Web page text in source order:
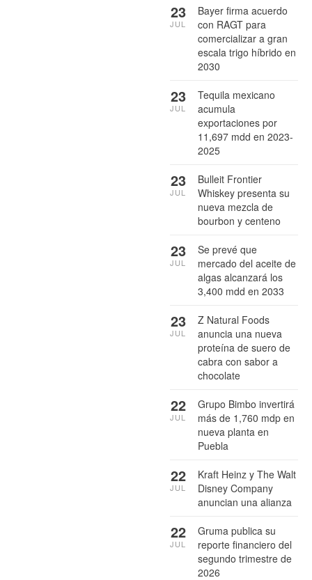
Bayer firma acuerdo
con RAGT para
comercializar a gran
escala trigo híbrido en
2030
23
JUL
Tequila mexicano
acumula
exportaciones por
11,697 mdd en 2023-
2025
23
JUL
Bulleit Frontier
Whiskey presenta su
nueva mezcla de
bourbon y centeno
23
JUL
Se prevé que
mercado del aceite de
algas alcanzará los
3,400 mdd en 2033
23
JUL
Z Natural Foods
anuncia una nueva
proteína de suero de
cabra con sabor a
chocolate
23
JUL
Grupo Bimbo invertirá
más de 1,760 mdp en
nueva planta en
Puebla
22
JUL
Kraft Heinz y The Walt
Disney Company
anuncian una alianza
22
JUL
Gruma publica su
reporte financiero del
segundo trimestre de
2026
22
JUL